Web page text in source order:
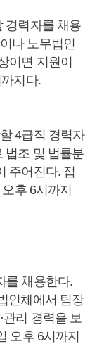
경력자를 채용
나 노무법인
이면 지원이
지다.
4급직 경력자
법조 및 법률분
주어진다. 접
후 6시까지
를 채용한다.
인체에서 팀장
관리 경력을 보
오후 6시까지